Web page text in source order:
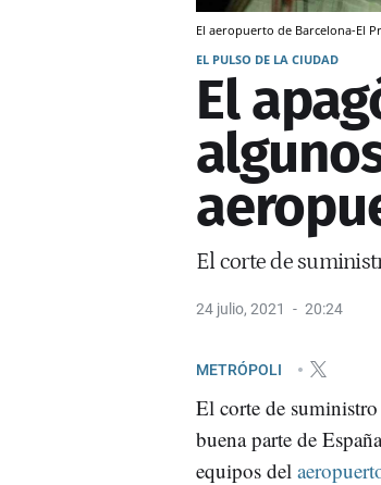
El aeropuerto de Barcelona-El
EL PULSO DE LA CIUDAD
El
El corte de
24 julio, 2021 20:24
METRÓPOLI
El corte de
buena parte de
equipos del